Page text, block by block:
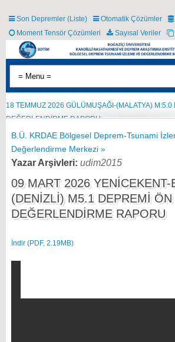
Son Depremler (Liste) Otomatik Çözümler
Moment Tensör Çözümleri
Sayısal Veriler
18 TEMMUZ 2026 GÜLÜMUŞAĞI-(MALATYA) M:5.0
DEĞERLENDİRME RAPORU
B.Ü. KRDAE Bölgesel Deprem-Tsunami
Değerlendirme Merkezi »
Yazar Arşivleri: udim2015
09 MART 2026 YENİCEKENT-
(DENİZLİ) M5.1 DEPREMİ ÖN
DEĞERLENDİRME RAPORU
İndir (PDF, 2.19MB)